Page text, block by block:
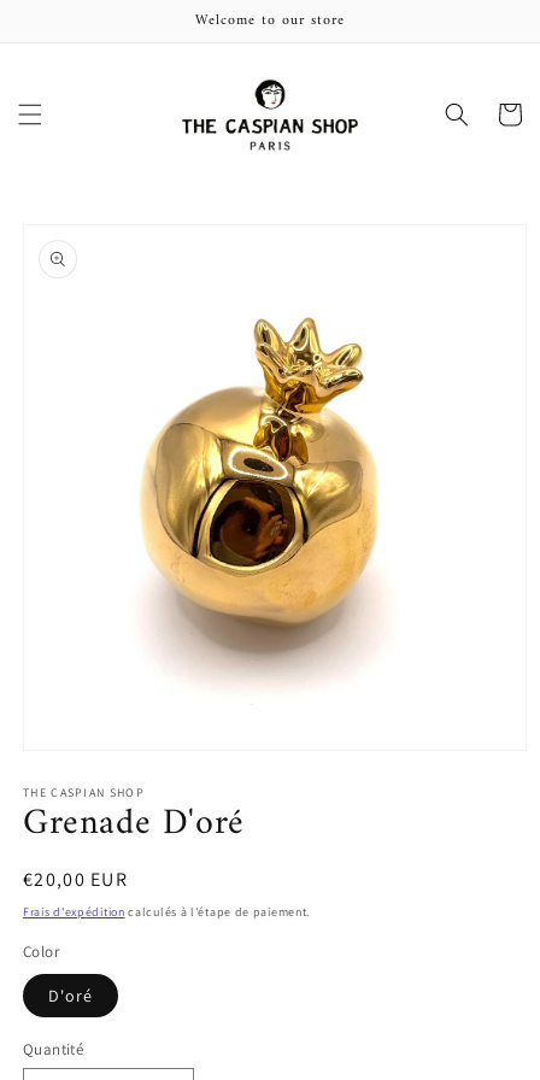
au
Welcome to our store
Panier
informations
produits
média
1
dans
modale
THE CASPIAN SHOP
Grenade D'oré
Prix
habituel
€20,00 EUR
Frais d'expédition calculés à l'étape de paiement.
Color
D'oré
Quantité